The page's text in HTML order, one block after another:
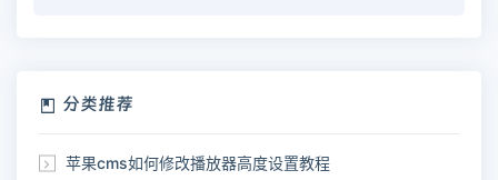
分类推荐
苹果cms如何修改播放器高度设置教程